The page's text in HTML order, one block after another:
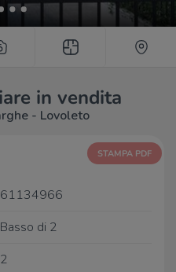
in vendita
- Lovoleto
STAMPA PDF
61134966
Basso di 2
2